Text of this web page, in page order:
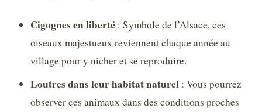
Cigognes en liberté : Symbole de l’Alsace, ces
oiseaux majestueux reviennent chaque année au
village pour y nicher et se reproduire.
Loutres dans leur habitat naturel : Vous pourrez
observer ces animaux dans des conditions proches